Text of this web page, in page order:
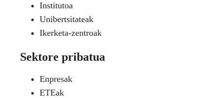
Institutoa
Unibertsitateak
Ikerketa-zentroak
Sektore pribatua
Enpresak
ETEak